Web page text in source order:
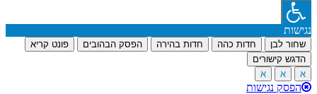
נגישות
שחור לבן חדות כהה חדות בהירה הפסק הבהובים
פונט קריא
הדגש קישורים
א
א א
הפסק נגישות